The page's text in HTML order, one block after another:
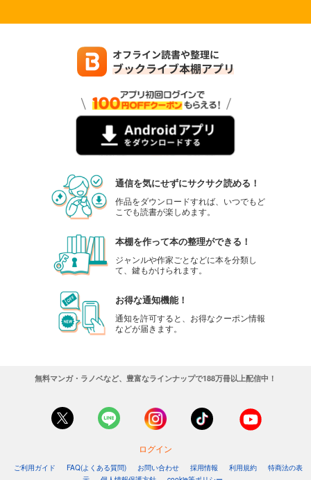
通信を気にせずにサクサク読める！
作品をダウンロードすれば、いつでもど
こでも読書が楽しめます。
本棚を作って本の整理ができる！
ジャンルや作家ごとなどに本を分類し
て、鍵もかけられます。
お得な通知機能！
通知を許可すると、お得なクーポン情報
などが届きます。
無料マンガ・ラノベなど、豊富なラインナップで188万冊以上配信中！
ログイン
ご利用ガイド FAQ(よくある質問) お問い合わせ 採用情報 利用規約
特商法の表